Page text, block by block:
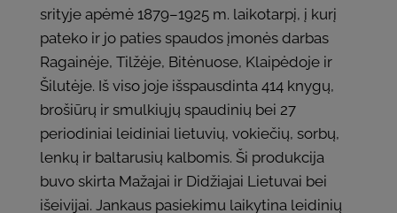
srityje apėmė 1879–1925 m. laikotarpį, į kurį
pateko ir jo paties spaudos įmonės darbas
Ragainėje, Tilžėje, Bitėnuose, Klaipėdoje ir
Šilutėje. Iš viso joje išspausdinta 414 knygų,
brošiūrų ir smulkiųjų spaudinių bei 27
periodiniai leidiniai lietuvių, vokiečių, sorbų,
lenkų ir baltarusių kalbomis. Ši produkcija
buvo skirta Mažajai ir Didžiajai Lietuvai bei
išeivijai. Jankaus pasiekimu laikytina leidinių